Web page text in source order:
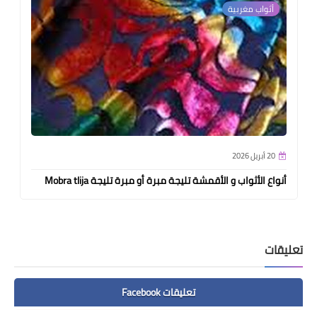
أثواب مغربية
20 أبريل 2026
أنواع الأثواب و الأقمشة تليجة مبرة أو مبرة تليجة Mobra tlija
تعليقات
تعليقات Facebook